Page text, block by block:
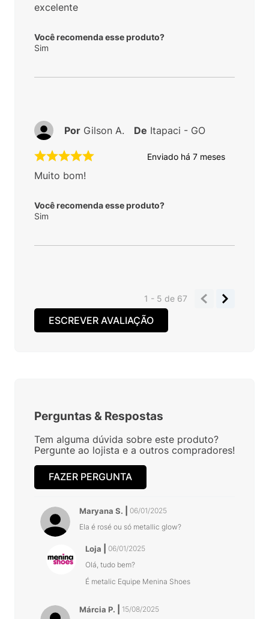
excelente
Você recomenda esse produto?
Sim
Enviado há 7 meses
Muito bom!
Você recomenda esse produto?
Sim
Por Gilson A. De Itapaci - GO
1 - 5de 67
ESCREVER AVALIAÇÃO
Perguntas & Respostas
Tem alguma dúvida sobre este produto?
Pergunte ao lojista e a outros compradores!
FAZER PERGUNTA
Maryana S.
06/01/2025
Ela é rosé ou só metallic glow?
Loja
06/01/2025
Olá, tudo bem?
É metalic Equipe Menina Shoes
Márcia P. 15/08/2025